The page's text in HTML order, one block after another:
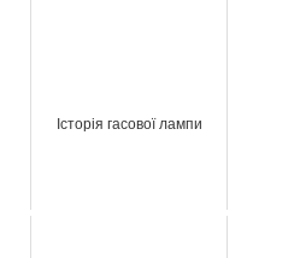
Історія гасової лампи